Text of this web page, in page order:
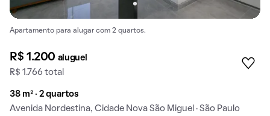
Apartamento para alugar com 2 quartos.
R$ 1.200 aluguel
R$ 1.766 total
38 m² · 2 quartos
Avenida Nordestina, Cidade Nova São Miguel · São Paulo